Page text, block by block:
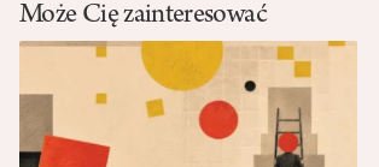
Może Cię zainteresować